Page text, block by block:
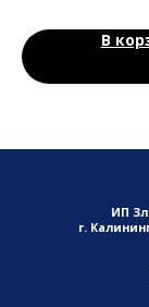
В
ИП
г.